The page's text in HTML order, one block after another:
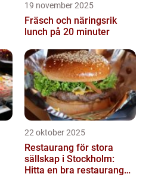
19 november 2025
Fräsch och näringsrik
lunch på 20 minuter
22 oktober 2025
Restaurang för stora
sällskap i Stockholm:
Hitta en bra restaurang